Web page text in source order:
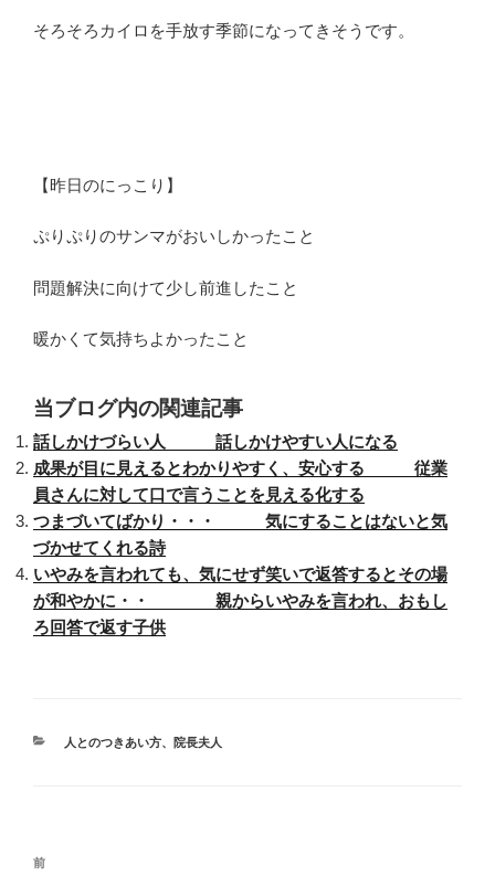
そろそろカイロを手放す季節になってきそうです。
【昨日のにっこり】
ぷりぷりのサンマがおいしかったこと
問題解決に向けて少し前進したこと
暖かくて気持ちよかったこと
当ブログ内の関連記事
話しかけづらい人 話しかけやすい人になる
成果が目に見えるとわかりやすく、安心する 従業
員さんに対して口で言うことを見える化する
つまづいてばかり・・・ 気にすることはないと気
づかせてくれる詩
いやみを言われても、気にせず笑いで返答するとその場
が和やかに・・ 親からいやみを言われ、おもし
ろ回答で返す子供
カ
人とのつきあい方、 院長夫人
投
前
前